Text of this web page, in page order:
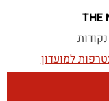
למועדון